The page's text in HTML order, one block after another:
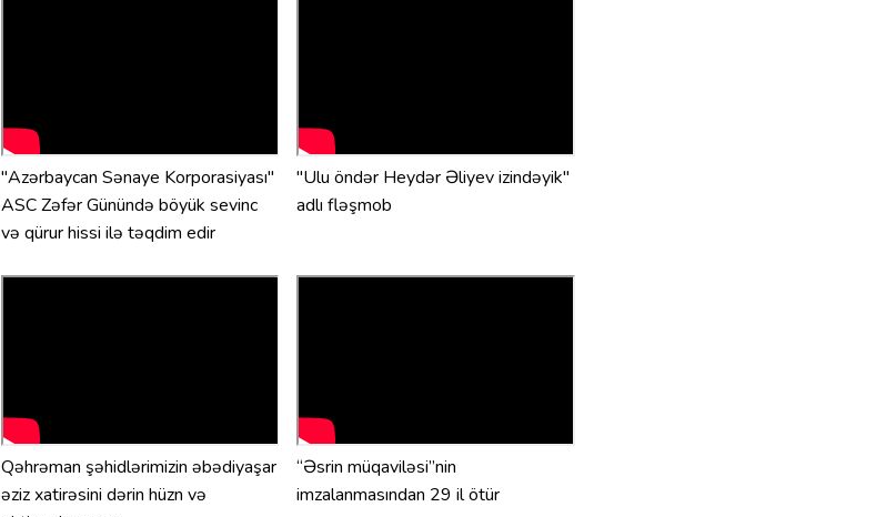
"Azərbaycan Sənaye Korporasiyası"
ASC Zəfər Günündə böyük sevinc
və qürur hissi ilə təqdim edir
"Ulu öndər Heydər Əliyev izindəyik"
adlı fləşmob
Qəhrəman şəhidlərimizin əbədiyaşar
əziz xatirəsini dərin hüzn və
“Əsrin müqaviləsi”nin
imzalanmasından 29 il ötür